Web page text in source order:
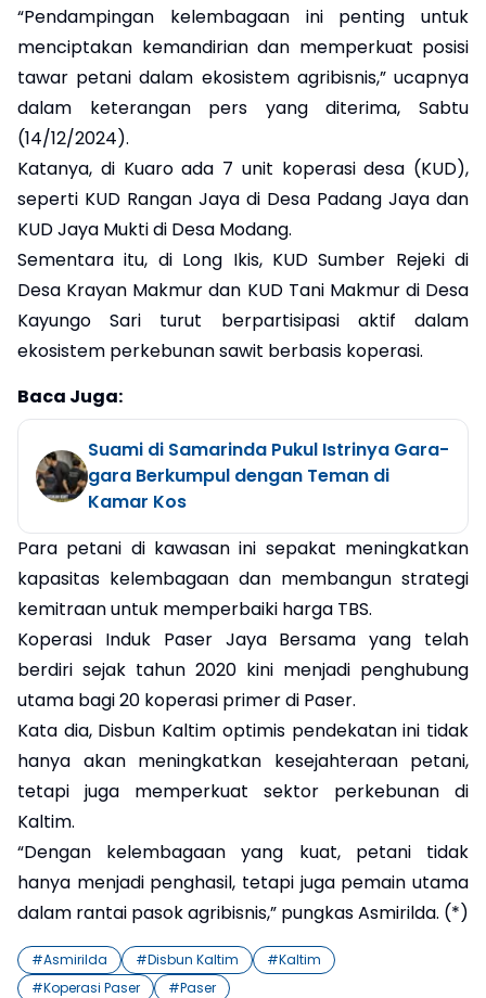
“Pendampingan kelembagaan ini penting untuk
menciptakan kemandirian dan memperkuat posisi
tawar petani dalam ekosistem agribisnis,” ucapnya
dalam keterangan pers yang diterima, Sabtu
(14/12/2024).
Katanya, di Kuaro ada 7 unit koperasi desa (KUD),
seperti KUD Rangan Jaya di Desa Padang Jaya dan
KUD Jaya Mukti di Desa Modang.
Sementara itu, di Long Ikis, KUD Sumber Rejeki di
Desa Krayan Makmur dan KUD Tani Makmur di Desa
Kayungo Sari turut berpartisipasi aktif dalam
ekosistem perkebunan sawit berbasis koperasi.
Baca Juga:
Suami di Samarinda Pukul Istrinya Gara-
gara Berkumpul dengan Teman di
Kamar Kos
Para petani di kawasan ini sepakat meningkatkan
kapasitas kelembagaan dan membangun strategi
kemitraan untuk memperbaiki harga TBS.
Koperasi Induk Paser Jaya Bersama yang telah
berdiri sejak tahun 2020 kini menjadi penghubung
utama bagi 20 koperasi primer di Paser.
Kata dia, Disbun Kaltim optimis pendekatan ini tidak
hanya akan meningkatkan kesejahteraan petani,
tetapi juga memperkuat sektor perkebunan di
Kaltim.
“Dengan kelembagaan yang kuat, petani tidak
hanya menjadi penghasil, tetapi juga pemain utama
dalam rantai pasok agribisnis,” pungkas Asmirilda. (*)
#Asmirilda #Disbun Kaltim #Kaltim
#Koperasi Paser #Paser